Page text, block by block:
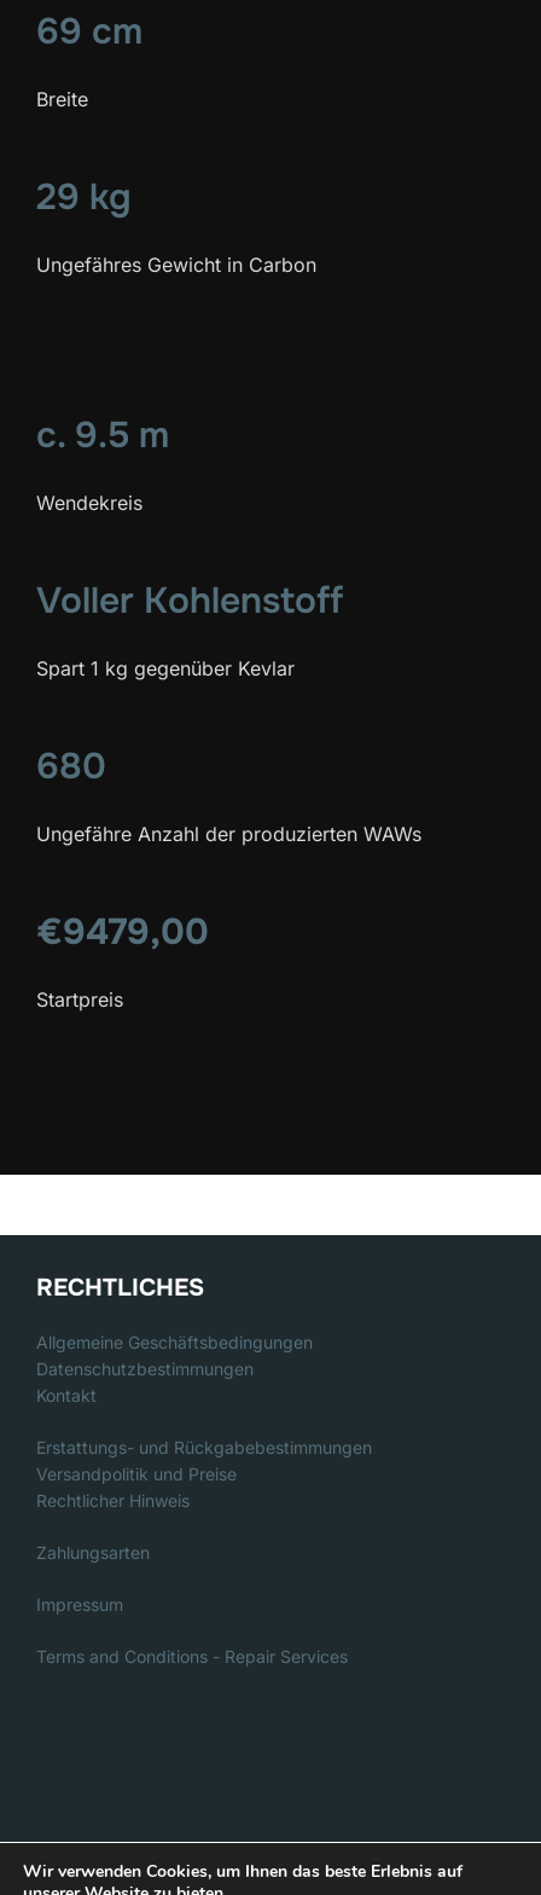
69 cm
Breite
29 kg
Ungefähres Gewicht in Carbon
c. 9.5 m
Wendekreis
Voller Kohlenstoff
Spart 1 kg gegenüber Kevlar
680
Ungefähre Anzahl der produzierten WAWs
€9479,00
Startpreis
RECHTLICHES
Allgemeine Geschäftsbedingungen
Datenschutzbestimmungen
Kontakt
Erstattungs- und Rückgabebestimmungen
Versandpolitik und Preise
Rechtlicher Hinweis
Zahlungsarten
Impressum
Terms and Conditions - Repair Services
Wir verwenden Cookies, um Ihnen das beste Erlebnis auf
French